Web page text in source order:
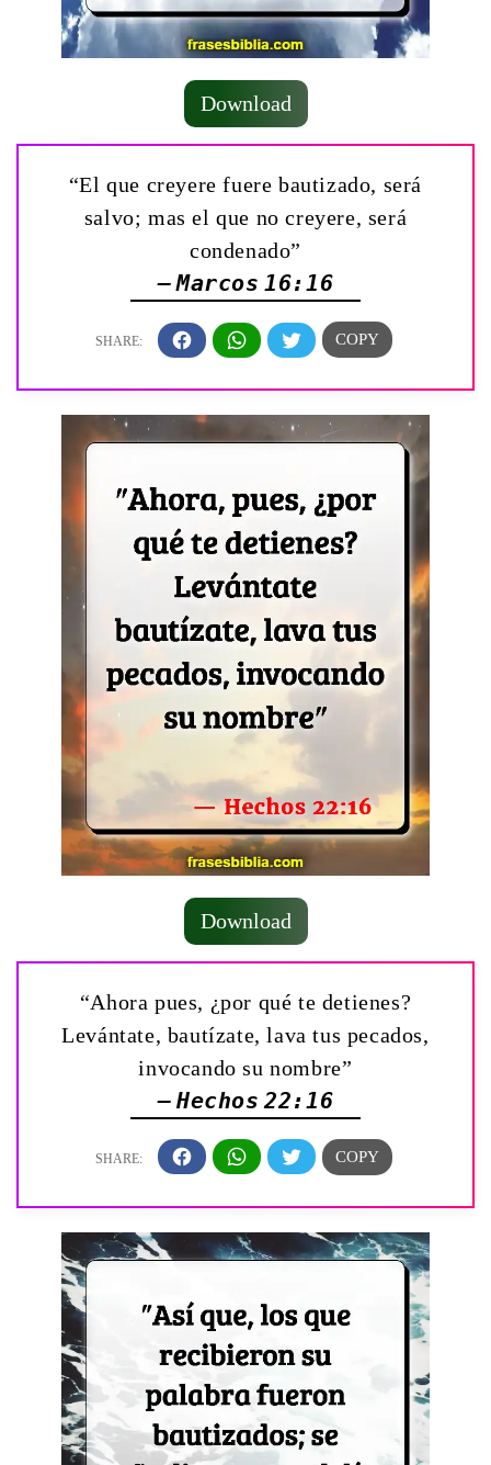
Download
“El que creyere fuere bautizado, será
salvo; mas el que no creyere, será
condenado”
— Marcos 16:16
Download
“Ahora pues, ¿por qué te detienes?
Levántate, bautízate, lava tus pecados,
invocando su nombre”
— Hechos 22:16